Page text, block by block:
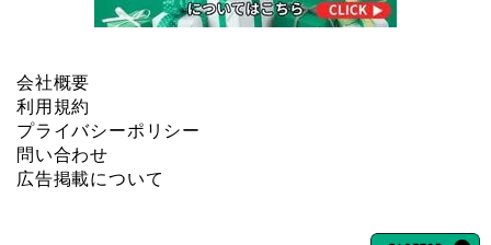
会社概要
利用規約
プライバシーポリシー
問い合わせ
広告掲載について